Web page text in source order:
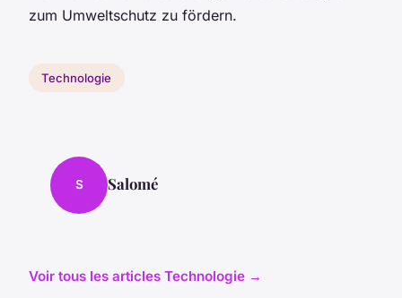
zum Umweltschutz zu fördern.
Technologie
S Salomé
Voir tous les articles Technologie →